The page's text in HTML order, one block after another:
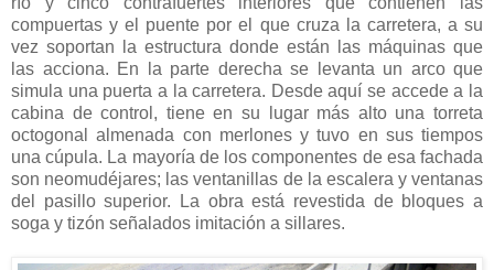
compuertas y el puente por el que cruza la carretera, a su
vez soportan la estructura donde están las máquinas que
las acciona. En la parte derecha se levanta un arco que
simula una puerta a la carretera. Desde aquí se accede a la
cabina de control, tiene en su lugar más alto una torreta
octogonal almenada con merlones y tuvo en sus tiempos
una cúpula. La mayoría de los componentes de esa fachada
son neomudéjares; las ventanillas de la escalera y ventanas
del pasillo superior. La obra está revestida de bloques a
soga y tizón señalados imitación a sillares.